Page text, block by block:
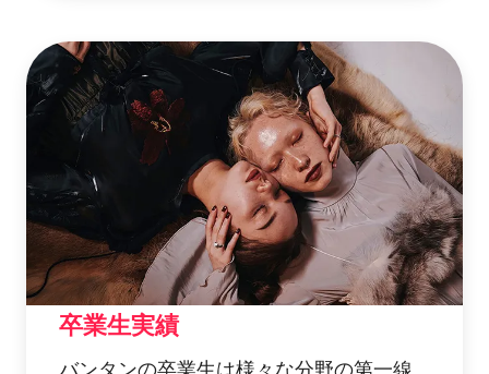
卒業生実績
バンタンの卒業生は様々な分野の第一線